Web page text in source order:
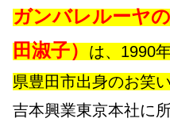
ガンバレルーヤ
田淑子）は、1990
県豊田市出身のお笑
吉本興業東京本社に